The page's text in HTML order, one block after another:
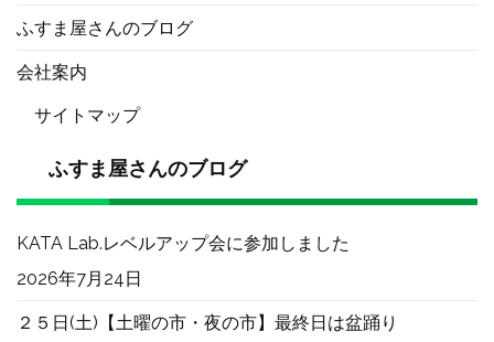
ふすま屋さんのブログ
会社案内
サイトマップ
ふすま屋さんのブログ
KATA Lab.レベルアップ会に参加しました
2026年7月24日
２５日(土)【土曜の市・夜の市】最終日は盆踊り